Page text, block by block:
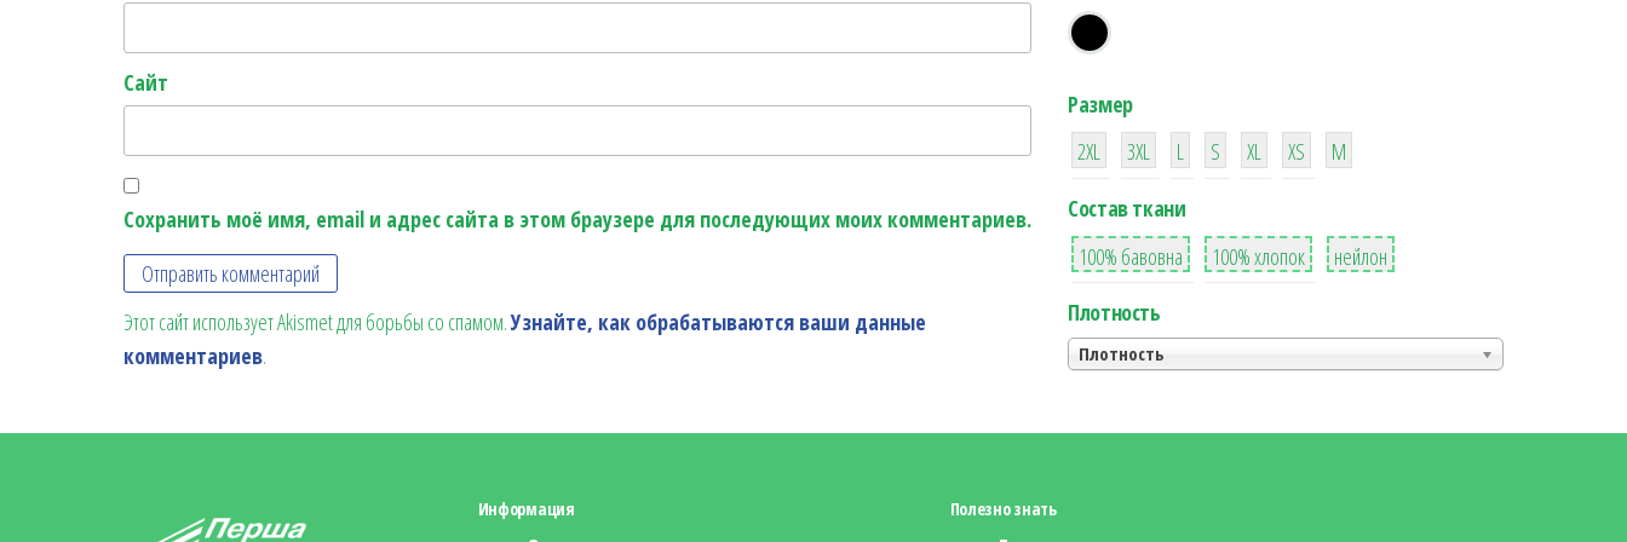
Сайт
Сохранить моё имя, email и адрес сайта в этом браузере для последующих моих комментариев.
Этот сайт использует Akismet для борьбы со спамом.Узнайте, как обрабатываются ваши данные
комментариев.
Размер
38
2XL
16
3XL
42
L
42
S
42
XL XS
М
Состав ткани
8
100% бавовна
36
100% хлопок
2
нейлон
Плотность
Плотность
Информация Полезно знать